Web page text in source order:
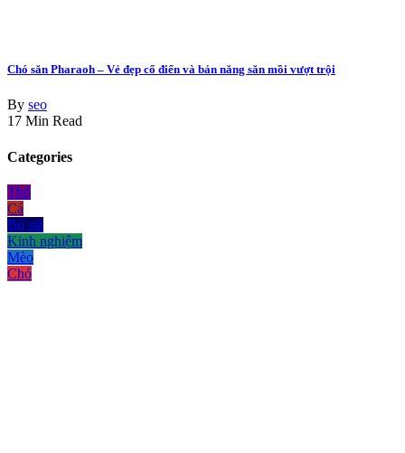
Chó săn Pharaoh – Vẻ đẹp cổ điển và bản năng săn mồi vượt trội
By seo
17 Min Read
Categories
Thỏ
Cá
Bò sát
Kinh nghiệm
Mèo
Chó